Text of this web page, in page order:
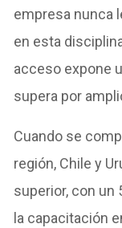
empresa nunca
en esta
acceso expone
supera por
Cuando se
región, Chile y
superior, con un
la capacitación